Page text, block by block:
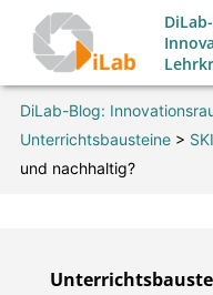
Inhalt
springen
DiLab-Blog:
Unterrichtsbausteine>
und nachhaltig?